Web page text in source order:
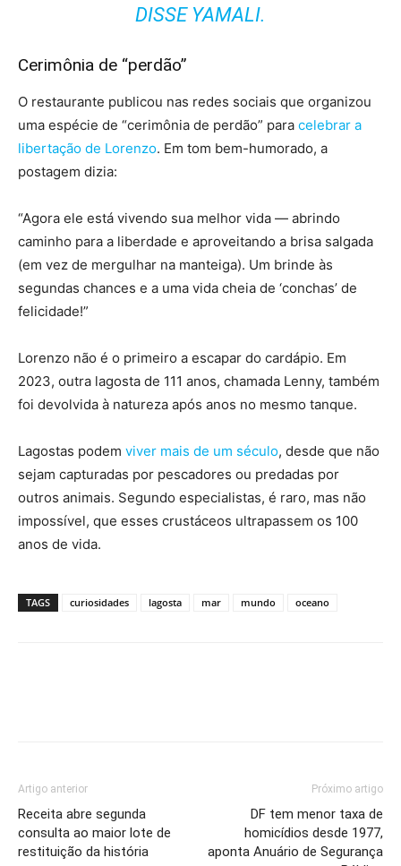
DISSE YAMALI.
Cerimônia de “perdão”
O restaurante publicou nas redes sociais que organizou
uma espécie de “cerimônia de perdão” para celebrar a
libertação de Lorenzo. Em tom bem-humorado, a
postagem dizia:
“Agora ele está vivendo sua melhor vida — abrindo
caminho para a liberdade e aproveitando a brisa salgada
(em vez de mergulhar na manteiga). Um brinde às
segundas chances e a uma vida cheia de ‘conchas’ de
felicidade!”
Lorenzo não é o primeiro a escapar do cardápio. Em
2023, outra lagosta de 111 anos, chamada Lenny, também
foi devolvida à natureza após anos no mesmo tanque.
Lagostas podem viver mais de um século, desde que não
sejam capturadas por pescadores ou predadas por
outros animais. Segundo especialistas, é raro, mas não
impossível, que esses crustáceos ultrapassem os 100
anos de vida.
TAGS curiosidades lagosta mar mundo oceano
Artigo anterior
Receita abre segunda
consulta ao maior lote de
restituição da história
Próximo artigo
DF tem menor taxa de
homicídios desde 1977,
aponta Anuário de Segurança